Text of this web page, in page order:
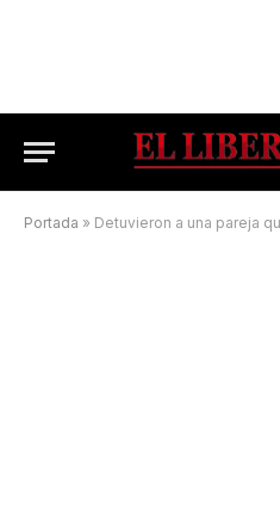
Portada » Detuvieron a una pareja que